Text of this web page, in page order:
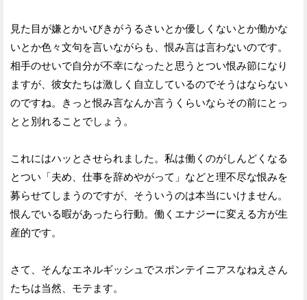
見た目が嫌とかいびきがうるさいとか優しくないとか働かな
いとか色々文句を言いながらも、恨み言は言わないのです。
相手のせいで自分が不幸になったと思うとつい恨み節になり
ますが、彼女たちは激しく自立しているのでそうはならない
のですね。きっと恨み言なんか言うくらいならその前にとっ
とと別れることでしょう。
これにはハッとさせられました。私は働くのがしんどくなる
とつい「夫め、仕事を辞めやがって」などと理不尽な恨みを
募らせてしまうのですが、そういうのは本当にいけません。
恨んでいる暇があったら行動。働くエナジーに変える方が生
産的です。
さて、そんなエネルギッシュでスポンテイニアスなねえさん
たちは当然、モテます。